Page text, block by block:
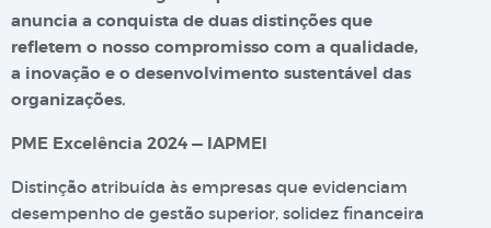
anuncia a conquista de duas distinções que
refletem o nosso compromisso com a qualidade,
a inovação e o desenvolvimento sustentável das
organizações.
PME Excelência 2024 — IAPMEI
Distinção atribuída às empresas que evidenciam
desempenho de gestão superior, solidez financeira